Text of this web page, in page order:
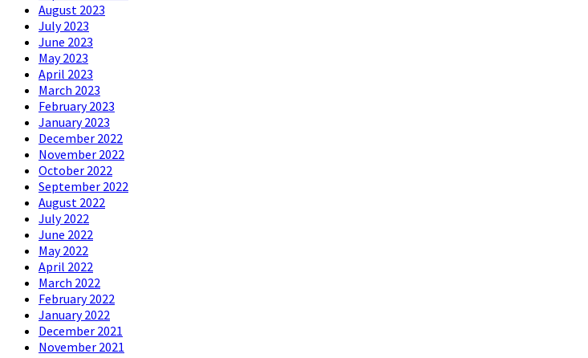
August 2023
July 2023
June 2023
May 2023
April 2023
March 2023
February 2023
January 2023
December 2022
November 2022
October 2022
September 2022
August 2022
July 2022
June 2022
May 2022
April 2022
March 2022
February 2022
January 2022
December 2021
November 2021